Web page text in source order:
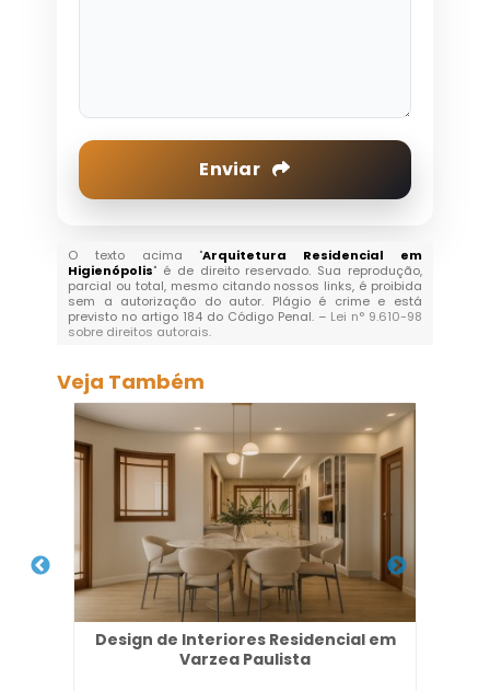
Enviar
O texto acima "Arquitetura Residencial em
Higienópolis" é de direito reservado. Sua reprodução,
parcial ou total, mesmo citando nossos links, é proibida
sem a autorização do autor. Plágio é crime e está
previsto no artigo 184 do Código Penal. – Lei n° 9.610-98
sobre direitos autorais.
Veja Também
Design de Interiores Residencial em
Varzea Paulista